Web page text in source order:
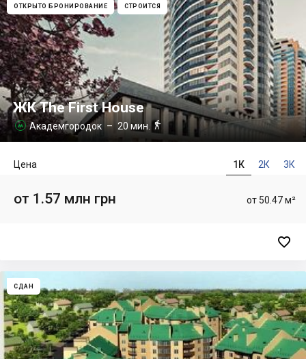
ОТКРЫТО БРОНИРОВАНИЕ СТРОИТСЯ
ЖК The First House
 Академгородок – 20 мин. 
1К 2К 3К
Цена
от 50.47 м²
от 1.57 млн грн

СДАН